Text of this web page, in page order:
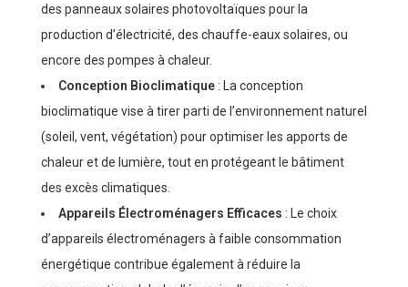
des panneaux solaires photovoltaïques pour la
production d’électricité, des chauffe-eaux solaires, ou
encore des pompes à chaleur.
Conception Bioclimatique: La conception
bioclimatique vise à tirer parti de l’environnement naturel
(soleil, vent, végétation) pour optimiser les apports de
chaleur et de lumière, tout en protégeant le bâtiment
des excès climatiques.
Appareils Électroménagers Efficaces : Le choix
d’appareils électroménagers à faible consommation
énergétique contribue également à réduire la